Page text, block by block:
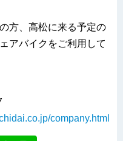
方、高松に来る予定の
アバイクをご利用して
company.html